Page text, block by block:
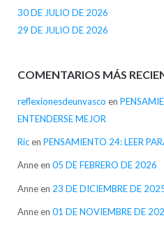
30 DE JULIO DE 2026
29 DE JULIO DE 2026
COMENTARIOS MÁS
reflexionesdeunvasco en
ENTENDERSE MEJOR
Ricen PENSAMIENTO 24: LEER
Anneen 05 DE FEBRERO DE 2026
Anneen 23 DE DICIEMBRE DE
Anneen 01 DE NOVIEMBRE DE